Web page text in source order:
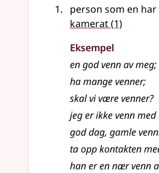
person som en
kamerat(1)
Eksempel
en godvennav meg;
ha mangevenner;
skal vi være venner?
jeg er ikke venn
god dag, gamle
ta opp kontakten
han er en nær venn